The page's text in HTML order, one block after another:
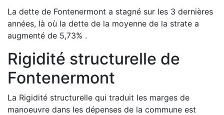
La dette de Fontenermont a stagné sur les 3 dernières
années, là où la dette de la moyenne de la strate a
augmenté de 5,73% .
Rigidité structurelle de
Fontenermont
La Rigidité structurelle qui traduit les marges de
manoeuvre dans les dépenses de la commune est